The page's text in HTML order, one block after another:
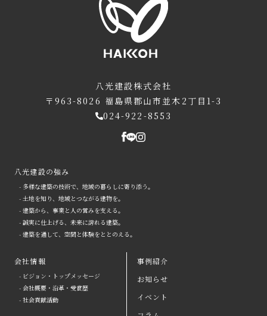
八光建設の強み
arrow
よくある質問
八光建設株式会社
〒963-8026 福島県郡山市並木2丁目1-3
024-922-8553
八光建設の強み
- 多様な建築の技術で、地域の暮らしに寄り添う。
- 土地を知り、地域とつながる建物を。
- 建築から、事業と人の営みを支える。
- 誠実に仕上げる、未来に誇れる建築。
- 建築を通して、空間と体験をととのえる。
会社情報
- ビジョン・トップメッセージ
- 会社概要・沿革・受賞歴
- 社会貢献活動
事例紹介
お知らせ
イベント